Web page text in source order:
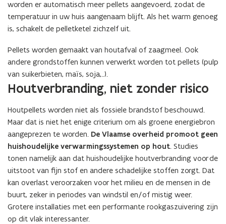
worden er automatisch meer pellets aangevoerd, zodat de
temperatuur in uw huis aangenaam blijft. Als het warm genoeg
is, schakelt de pelletketel zichzelf uit.
Pellets worden gemaakt van houtafval of zaagmeel. Ook
andere grondstoffen kunnen verwerkt worden tot pellets (pulp
van suikerbieten, maïs, soja,..).
Houtverbranding, niet zonder risico
Houtpellets worden niet als fossiele brandstof beschouwd.
Maar dat is niet het enige criterium om als groene energiebron
aangeprezen te worden. De Vlaamse overheid promoot geen
huishoudelijke verwarmingssystemen op hout. Studies
tonen namelijk aan dat huishoudelijke houtverbranding voor de
uitstoot van fijn stof en andere schadelijke stoffen zorgt. Dat
kan overlast veroorzaken voor het milieu en de mensen in de
buurt, zeker in periodes van windstil en/of mistig weer.
Grotere installaties met een performante rookgaszuivering zijn
op dit vlak interessanter.